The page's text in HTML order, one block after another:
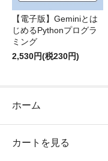
【電子版】Geminiとは
じめるPythonプログラ
ミング
2,530円(税230円)
ホーム
カートを見る